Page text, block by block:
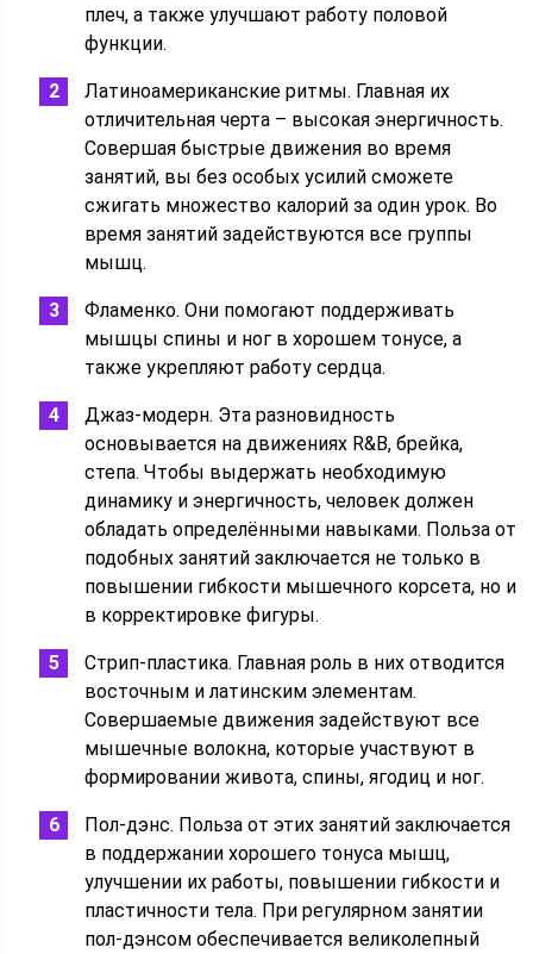
плеч, а также улучшают работу половой
функции.
Латиноамериканские ритмы. Главная их
отличительная черта – высокая энергичность.
Совершая быстрые движения во время
занятий, вы без особых усилий сможете
сжигать множество калорий за один урок. Во
время занятий задействуются все группы
мышц.
Фламенко. Они помогают поддерживать
мышцы спины и ног в хорошем тонусе, а
также укрепляют работу сердца.
Джаз-модерн. Эта разновидность
основывается на движениях R&B, брейка,
степа. Чтобы выдержать необходимую
динамику и энергичность, человек должен
обладать определёнными навыками. Польза от
подобных занятий заключается не только в
повышении гибкости мышечного корсета, но и
в корректировке фигуры.
Стрип-пластика. Главная роль в них отводится
восточным и латинским элементам.
Совершаемые движения задействуют все
мышечные волокна, которые участвуют в
формировании живота, спины, ягодиц и ног.
Пол-дэнс. Польза от этих занятий заключается
в поддержании хорошего тонуса мышц,
улучшении их работы, повышении гибкости и
пластичности тела. При регулярном занятии
пол-дэнсом обеспечивается великолепный